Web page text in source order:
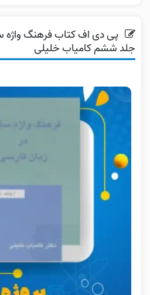
پی دی اف کتاب فرهنگ واژه
جلد ششم کامیاب خلیلی